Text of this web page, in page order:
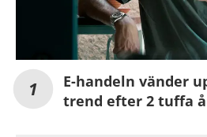
E-handeln vänder
trend efter 2 tuffa